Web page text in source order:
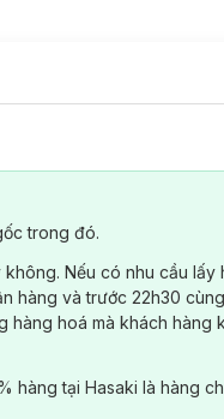
trong đó.
Nếu có nhu cầu lấy
hàng và trước 22h30
hàng hoá mà khách hàng
hàng tại Hasaki là hàng